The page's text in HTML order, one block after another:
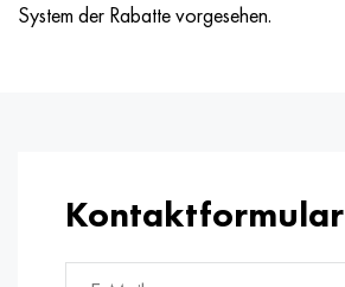
System der Rabatte vorgesehen.
Kontaktformular